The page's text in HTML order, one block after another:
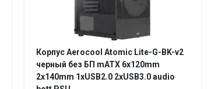
Корпус Aerocool Atomic Lite-G-BK-v2
черный без БП mATX 6x120mm
2x140mm 1xUSB2.0 2xUSB3.0 audio